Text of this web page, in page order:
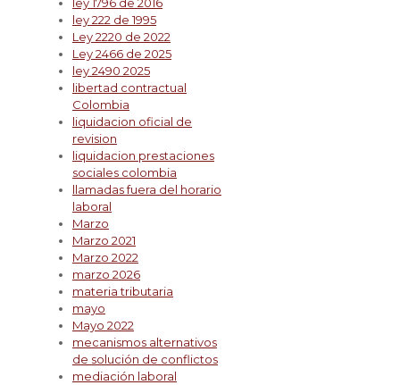
ley 222 de 1995
Ley 2220 de 2022
Ley 2466 de 2025
ley 2490 2025
libertad contractual
Colombia
liquidacion oficial de
revision
liquidacion prestaciones
sociales colombia
llamadas fuera del horario
laboral
Marzo
Marzo 2021
Marzo 2022
marzo 2026
materia tributaria
mayo
Mayo 2022
mecanismos alternativos
de solución de conflictos
mediación laboral